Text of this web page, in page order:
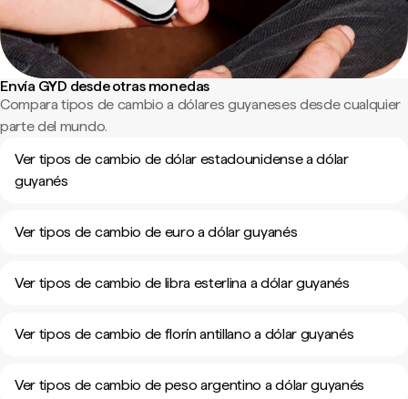
Envía GYD desde otras monedas
Compara tipos de cambio a dólares guyaneses desde cualquier
parte del mundo.
Ver tipos de cambio de dólar estadounidense a dólar
guyanés
Ver tipos de cambio de euro a dólar guyanés
Ver tipos de cambio de libra esterlina a dólar guyanés
Ver tipos de cambio de florín antillano a dólar guyanés
Ver tipos de cambio de peso argentino a dólar guyanés